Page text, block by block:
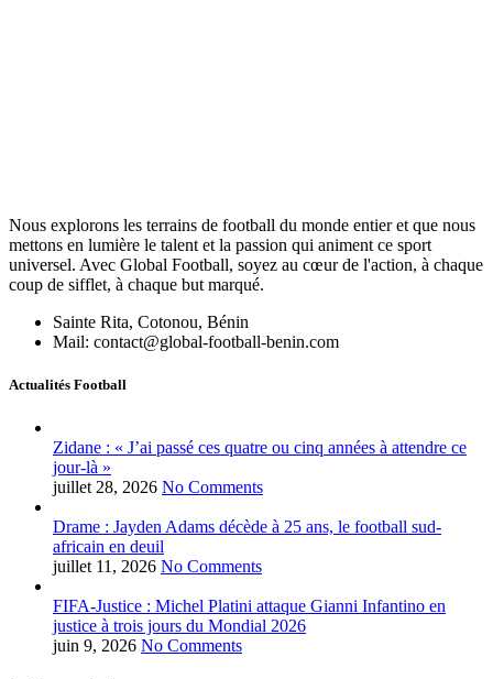
Nous explorons les terrains de football du monde entier et que nous
mettons en lumière le talent et la passion qui animent ce sport
universel. Avec Global Football, soyez au cœur de l'action, à chaque
coup de sifflet, à chaque but marqué.
Sainte Rita, Cotonou, Bénin
Mail: contact@global-football-benin.com
Actualités Football
Zidane : « J’ai passé ces quatre ou cinq années à attendre ce
jour-là »
juillet 28, 2026 No Comments
Drame : Jayden Adams décède à 25 ans, le football sud-
africain en deuil
juillet 11, 2026 No Comments
FIFA-Justice : Michel Platini attaque Gianni Infantino en
justice à trois jours du Mondial 2026
juin 9, 2026 No Comments